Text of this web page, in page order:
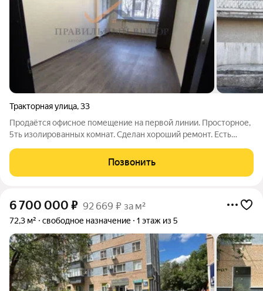
Тракторная улица,33
Продаётся офисное помещение на первой линии. Просторное,
5ть изолированных комнат. Сделан хороший ремонт. Есть
туалет для персонала. Есть запасной выход (соответствует
ГОСТу). Входная зона,
Позвонить
6 700 000 ₽ 92 669 ₽ за м²
72,3 м² свободное назначение 1 этаж из 5